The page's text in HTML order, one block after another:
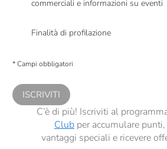
commerciali e informazioni su eventi
Finalità di profilazione
comunicazioni commerciali personalizzate, in
* Campi obbligatori
ISCRIVITI
C’è di più! Iscriviti al
Clubper accumulare punti,
vantaggi speciali e ricevere